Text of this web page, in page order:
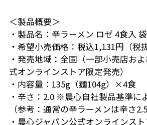
＜製品概要＞
・製品名：辛ラーメン ロゼ 4食入
・希望小売価格：税込1,131円（税
・発売地域：全国（一部小売店お
式オンラインストア限定発売）
・内容量：135g（麺104g）×4食
・辛さ：2.0 ※農心自社製品基準に
（参考：通常の辛ラーメンは辛さ2.5
・農心ジャパン公式オンラインス